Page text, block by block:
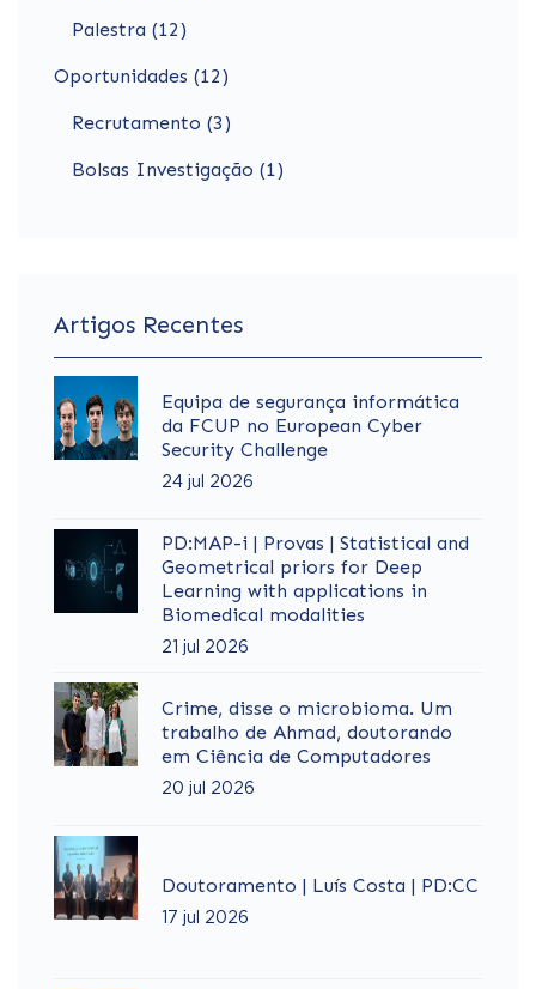
Palestra (12)
Oportunidades (12)
Recrutamento (3)
Bolsas Investigação (1)
Artigos Recentes
Equipa de segurança informática
da FCUP no European Cyber
Security Challenge
24 jul 2026
PD:MAP-i | Provas | Statistical and
Geometrical priors for Deep
Learning with applications in
Biomedical modalities
21 jul 2026
Crime, disse o microbioma. Um
trabalho de Ahmad, doutorando
em Ciência de Computadores
20 jul 2026
Doutoramento | Luís Costa | PD:CC
17 jul 2026